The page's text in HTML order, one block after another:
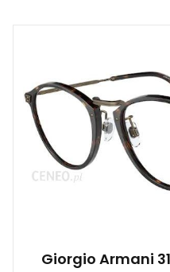
Giorgio Armani